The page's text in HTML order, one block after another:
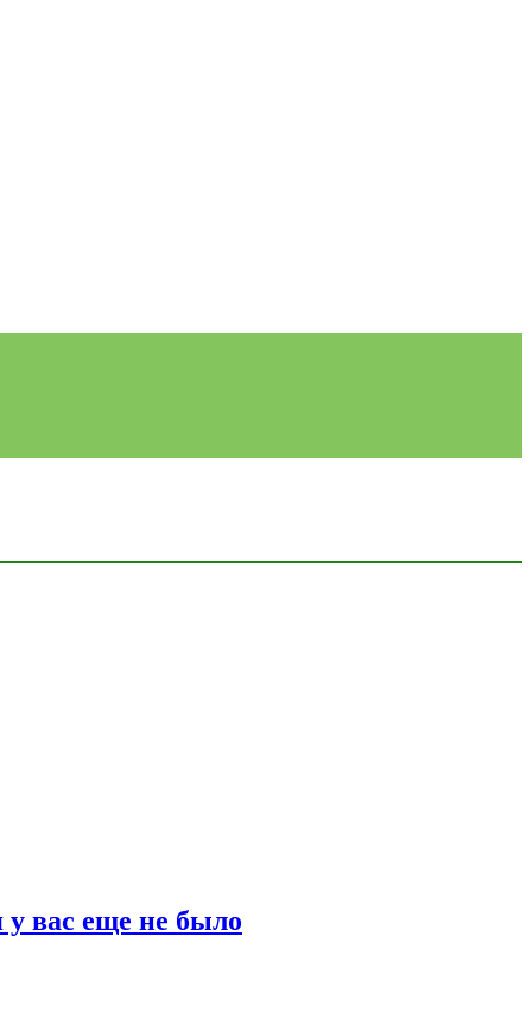
у вас еще не было